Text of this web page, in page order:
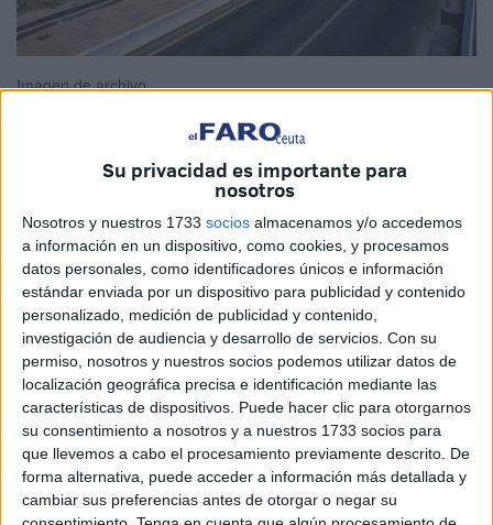
Su privacidad es importante para
nosotros
Nosotros y nuestros 1733 socios almacenamos y/o accedemos
a información en un dispositivo, como cookies, y procesamos
datos personales, como identificadores únicos e información
estándar enviada por un dispositivo para publicidad y contenido
personalizado, medición de publicidad y contenido,
investigación de audiencia y desarrollo de servicios. Con su
permiso, nosotros y nuestros socios podemos utilizar datos de
localización geográfica precisa e identificación mediante las
características de dispositivos. Puede hacer clic para otorgarnos
su consentimiento a nosotros y a nuestros 1733 socios para
que llevemos a cabo el procesamiento previamente descrito. De
forma alternativa, puede acceder a información más detallada y
cambiar sus preferencias antes de otorgar o negar su
Imagen de archivo
Grupo Parlamentario Voxde Ceuta preguntará en el
próximopleno de controlpor los vertederos ilegales, la
situación del Brull, el proyecto para lanueva capillade la
Virgen del Carmeny el posible traslado de la guardería
de San Ildefonso.
El partido pide explicaciones alEjecutivo localsobre el
nuevo contrato para recoger vertidos ilegales para conocer
cuántas actuaciones se han llevado a cargo del mismo
hasta el momento. Además, también interpelará por
cuestiones cómo cuántos vertederos ilegales hay
localizados en estos momentos y cuántos hay en terrenos